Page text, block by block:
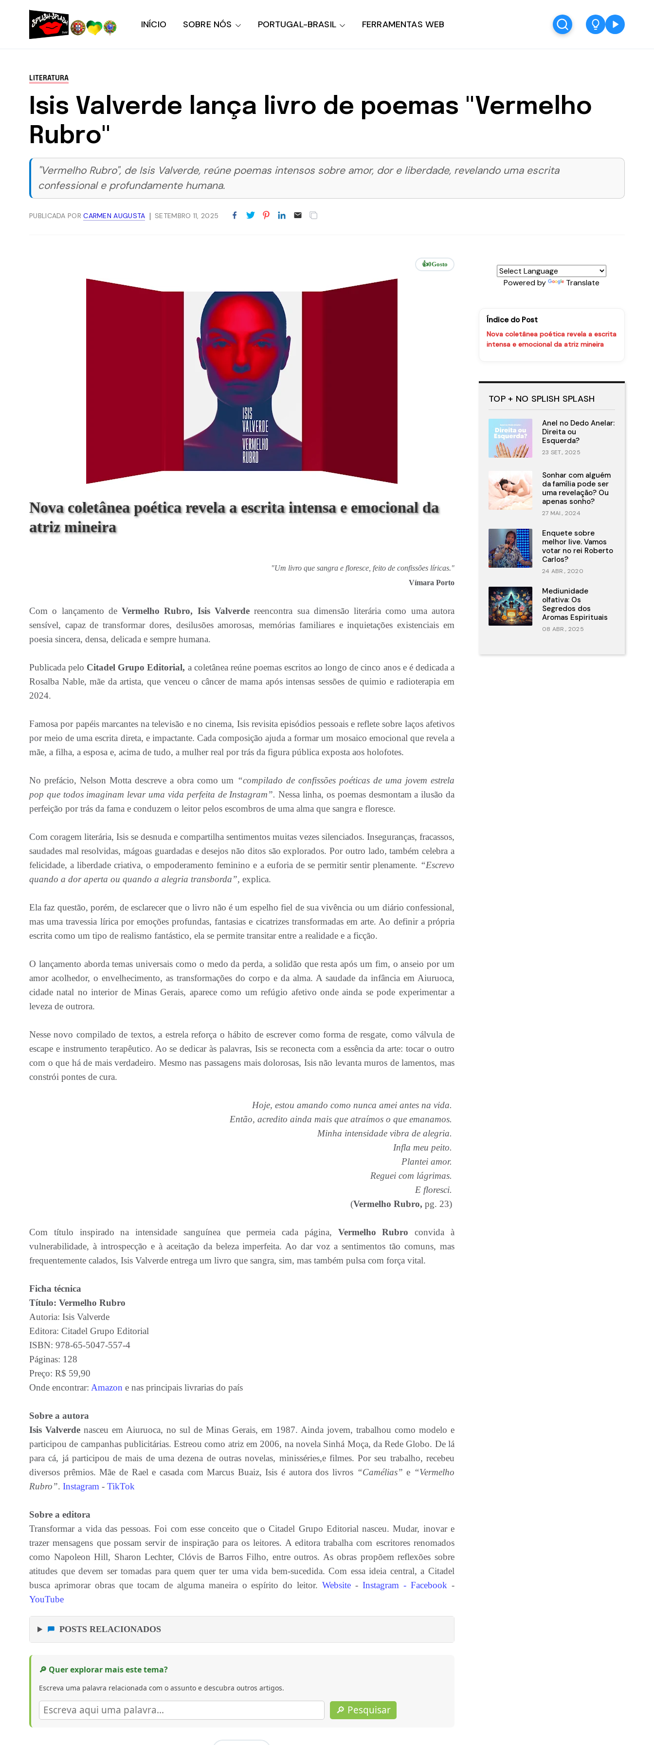
INÍCIO SOBRE NÓS PORTUGAL-BRASIL FERRAMENTAS WEB
LITERATURA
Isis Valverde lança livro de poemas "Vermelho
Rubro"
"Vermelho Rubro", de Isis Valverde, reúne poemas intensos sobre amor, dor e liberdade, revelando uma escrita
confessional e profundamente humana.
PUBLICADA PORCARMEN AUGUSTA SETEMBRO 11, 2025
👍0Gosto
Nova coletânea poética revela a escrita intensa e emocional da
atriz mineira
"Um livro que sangra e floresce, feito de confissões líricas."
Vímara Porto
Com o lançamento deVermelho Rubro, Isis Valverdereencontra sua dimensão literária como uma autora
sensível, capaz de transformar dores, desilusões amorosas, memórias familiares e inquietações existenciais em
poesia sincera, densa, delicada e sempre humana.
Publicada pelo Citadel Grupo Editorial, a coletânea reúne poemas escritos ao longo de cinco anos e é dedicada a
Rosalba Nable, mãe da artista, que venceu o câncer de mama após intensas sessões de quimio e radioterapia em
2024.
Famosa por papéis marcantes na televisão e no cinema, Isis revisita episódios pessoais e reflete sobre laços afetivos
por meio de uma escrita direta, e impactante. Cada composição ajuda a formar um mosaico emocional que revela a
mãe, a filha, a esposa e, acima de tudo, a mulher real por trás da figura pública exposta aos holofotes.
No prefácio, Nelson Motta descreve a obra como um “compilado de confissões poéticas de uma jovem estrela
pop que todos imaginam levar uma vida perfeita de Instagram”. Nessa linha, os poemas desmontam a ilusão da
perfeição por trás da fama e conduzem o leitor pelos escombros de uma alma que sangra e floresce.
Com coragem literária, Isis se desnuda e compartilha sentimentos muitas vezes silenciados. Inseguranças, fracassos,
saudades mal resolvidas, mágoas guardadas e desejos não ditos são explorados. Por outro lado, também celebra a
felicidade, a liberdade criativa, o empoderamento feminino e a euforia de se permitir sentir plenamente. “Escrevo
quando a dor aperta ou quando a alegria transborda”, explica.
Ela faz questão, porém, de esclarecer que o livro não é um espelho fiel de sua vivência ou um diário confessional,
mas uma travessia lírica por emoções profundas, fantasias e cicatrizes transformadas em arte. Ao definir a própria
escrita como um tipo de realismo fantástico, ela se permite transitar entre a realidade e a ficção.
O lançamento aborda temas universais como o medo da perda, a solidão que resta após um fim, o anseio por um
amor acolhedor, o envelhecimento, as transformações do corpo e da alma. A saudade da infância em Aiuruoca,
cidade natal no interior de Minas Gerais, aparece como um refúgio afetivo onde ainda se pode experimentar a
leveza de outrora.
Nesse novo compilado de textos, a estrela reforça o hábito de escrever como forma de resgate, como válvula de
escape e instrumento terapêutico. Ao se dedicar às palavras, Isis se reconecta com a essência da arte: tocar o outro
com o que há de mais verdadeiro. Mesmo nas passagens mais dolorosas, Isis não levanta muros de lamentos, mas
constrói pontes de cura.
Hoje, estou amando como nunca amei antes na vida.
Então, acredito ainda mais que atraímos o que emanamos.
Minha intensidade vibra de alegria.
Infla meu peito.
Plantei amor.
Reguei com lágrimas.
E floresci.
(Vermelho Rubro, pg. 23)
Com título inspirado na intensidade sanguínea que permeia cada página, Vermelho Rubroconvida à
vulnerabilidade, à introspecção e à aceitação da beleza imperfeita. Ao dar voz a sentimentos tão comuns, mas
frequentemente calados, Isis Valverde entrega um livro que sangra, sim, mas também pulsa com força vital.
Ficha técnica
Título: Vermelho Rubro
Autoria: Isis Valverde
Editora: Citadel Grupo Editorial
ISBN: 978-65-5047-557-4
Páginas: 128
Preço: R$ 59,90
Onde encontrar: Amazon e nas principais livrarias do país
Sobre a autora
Isis Valverde nasceu em Aiuruoca, no sul de Minas Gerais, em 1987. Ainda jovem, trabalhou como modelo e
participou de campanhas publicitárias. Estreou como atriz em 2006, na novela Sinhá Moça, da Rede Globo. De lá
para cá, já participou de mais de uma dezena de outras novelas, minisséries,e filmes. Por seu trabalho, recebeu
diversos prêmios. Mãe de Rael e casada com Marcus Buaiz, Isis é autora dos livros “Camélias”e “Vermelho
Rubro”. Instagram - TikTok
Sobre a editora
Transformar a vida das pessoas. Foi com esse conceito que o Citadel Grupo Editorial nasceu. Mudar, inovar e
trazer mensagens que possam servir de inspiração para os leitores. A editora trabalha com escritores renomados
como Napoleon Hill, Sharon Lechter, Clóvis de Barros Filho, entre outros. As obras propõem reflexões sobre
atitudes que devem ser tomadas para quem quer ter uma vida bem-sucedida. Com essa ideia central, a Citadel
busca aprimorar obras que tocam de alguma maneira o espírito do leitor.Website-Instagram - Facebook -
YouTube
POSTS RELACIONADOS
🔎 Quer explorar mais este tema?
Escreva uma palavra relacionada com o assunto e descubra outros artigos.
🔎 Pesquisar
Powered by Translate
Índice do Post
Nova coletânea poética revela a escrita
intensa e emocional da atriz mineira
TOP + NO SPLISH SPLASH
Anel no Dedo Anelar:
Direita ou
Esquerda?
23 SET., 2025
Sonhar com alguém
da família pode ser
uma revelação? Ou
apenas sonho?
27 MAI., 2024
Enquete sobre
melhor live. Vamos
votar no rei Roberto
Carlos?
24 ABR., 2020
Mediunidade
olfativa: Os
Segredos dos
Aromas Espirituais
08 ABR., 2025